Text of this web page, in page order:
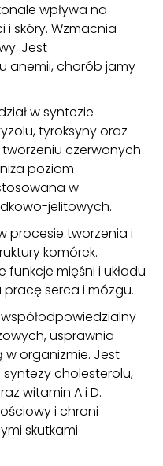
wpływa na
i skóry. Wzmacnia
Jest
anemii, chorób jamy
w syntezie
tyroksyny oraz
tworzeniu czerwonych
poziom
w
jelitowych.
procesie tworzenia i
komórek.
mięśni i układu
serca i mózgu.
usprawnia
organizmie. Jest
cholesterolu,
witamin A i D.
i chroni
skutkami